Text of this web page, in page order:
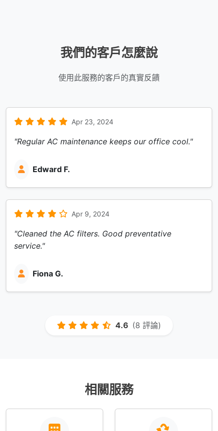
我們的客戶怎麼說
使用此服務的客戶的真實反饋
Apr 23, 2024
"Regular AC maintenance keeps our office cool."
Edward F.
Apr 9, 2024
"Cleaned the AC filters. Good preventative
service."
Fiona G.
4.6 (8 評論)
相關服務